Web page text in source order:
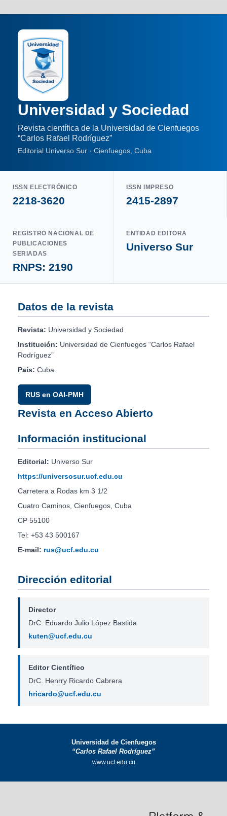
Universidad y Sociedad
Revista científica de la Universidad de Cienfuegos
“Carlos Rafael Rodríguez”
Editorial Universo Sur · Cienfuegos, Cuba
ISSN ELECTRÓNICO
2218-3620
ISSN IMPRESO
2415-2897
REGISTRO NACIONAL DE
PUBLICACIONES
SERIADAS
RNPS: 2190
ENTIDAD EDITORA
Universo Sur
Datos de la revista
Revista: Universidad y Sociedad
Institución: Universidad de Cienfuegos “Carlos Rafael
Rodríguez”
País: Cuba
RUS en OAI-PMH
Revista en Acceso Abierto
Información institucional
Editorial: Universo Sur
https://universosur.ucf.edu.cu
Carretera a Rodas km 3 1/2
Cuatro Caminos, Cienfuegos, Cuba
CP 55100
Tel: +53 43 500167
E-mail: rus@ucf.edu.cu
Dirección editorial
Director
DrC. Eduardo Julio López Bastida
kuten@ucf.edu.cu
Editor Científico
DrC. Henrry Ricardo Cabrera
hricardo@ucf.edu.cu
Universidad de Cienfuegos
“Carlos Rafael Rodríguez”
www.ucf.edu.cu